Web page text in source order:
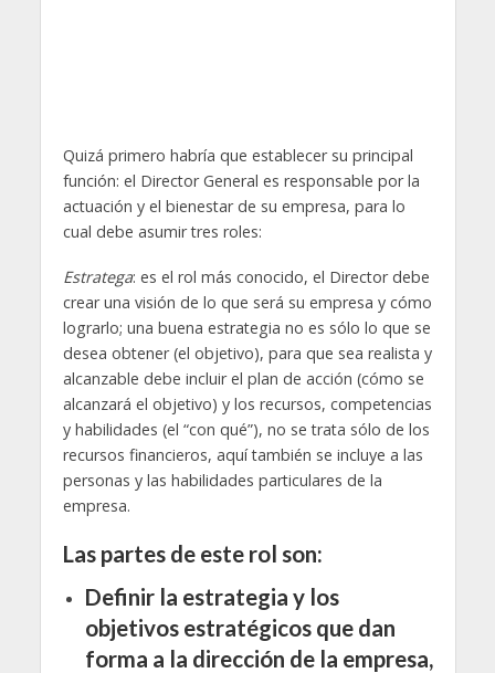
Quizá primero habría que establecer su principal
función: el Director General es responsable por la
actuación y el bienestar de su empresa, para lo
cual debe asumir tres roles:
Estratega: es el rol más conocido, el Director debe
crear una visión de lo que será su empresa y cómo
lograrlo; una buena estrategia no es sólo lo que se
desea obtener (el objetivo), para que sea realista y
alcanzable debe incluir el plan de acción (cómo se
alcanzará el objetivo) y los recursos, competencias
y habilidades (el “con qué”), no se trata sólo de los
recursos financieros, aquí también se incluye a las
personas y las habilidades particulares de la
empresa.
Las partes de este rol son:
Definir la estrategia y los
objetivos estratégicos que dan
forma a la dirección de la empresa,